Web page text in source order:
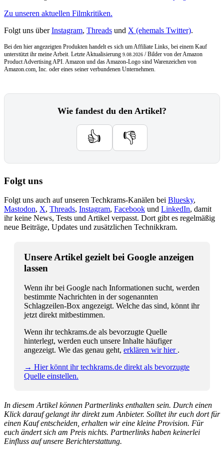
Zu unseren aktuellen Filmkritiken.
Folgt uns überInstagram, Threads und X (ehemals Twitter).
Bei den hier angezeigten Produkten handelt es sich um Affiliate Links, bei einem Kauf
unterstützt ihr meine Arbeit. Letzte Aktualisierung 9.08.2026 / Bilder von der Amazon
Product Advertising API. Amazon und das Amazon-Logo sind Warenzeichen von
Amazon.com, Inc. oder eines seiner verbundenen Unternehmen.
Wie fandest du den Artikel?
👍 👎
Folgt uns
Folgt uns auch auf unseren Techkrams-Kanälen bei Bluesky,
Mastodon, X, Threads, Instagram, Facebook und LinkedIn, damit
ihr keine News, Tests und Artikel verpasst. Dort gibt es regelmäßig
neue Beiträge, Updates und zusätzlichen Technikkram.
Unsere Artikel gezielt bei Google anzeigen
lassen
Wenn ihr bei Google nach Informationen sucht, werden
bestimmte Nachrichten in der sogenannten
Schlagzeilen-Box angezeigt. Welche das sind, könnt ihr
jetzt direkt mitbestimmen.
Wenn ihr techkrams.de als bevorzugte Quelle
hinterlegt, werden euch unsere Inhalte häufiger
angezeigt. Wie das genau geht, erklären wir hier .
→ Hier könnt ihr techkrams.de direkt als bevorzugte
Quelle einstellen.
In diesem Artikel können Partnerlinks enthalten sein. Durch einen
Klick darauf gelangt ihr direkt zum Anbieter. Solltet ihr euch dort für
einen Kauf entscheiden, erhalten wir eine kleine Provision. Für
euch ändert sich am Preis nichts. Partnerlinks haben keinerlei
Einfluss auf unsere Berichterstattung.